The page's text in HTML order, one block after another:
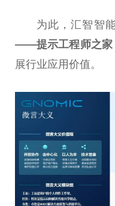
为此，汇智智
——提示工程师之家
展行业应用价值。